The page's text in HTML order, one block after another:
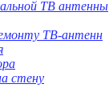
ТВ антенны
ТВ-антенн
стену